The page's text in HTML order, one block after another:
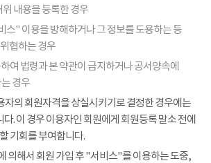
위 내용을 등록한 경우
스" 이용을 방해하거나 그 정보를 도용하는 등
협하는 경우
여 법령과 본 약관이 금지하거나 공서양속에
경우
의 회원자격을 상실시키기로 결정한 경우에는
. 이 경우 이용자인 회원에게 회원등록 말소 전에
기회를 부여합니다.
의해서 회원 가입 후 "서비스"를 이용하는 도중,